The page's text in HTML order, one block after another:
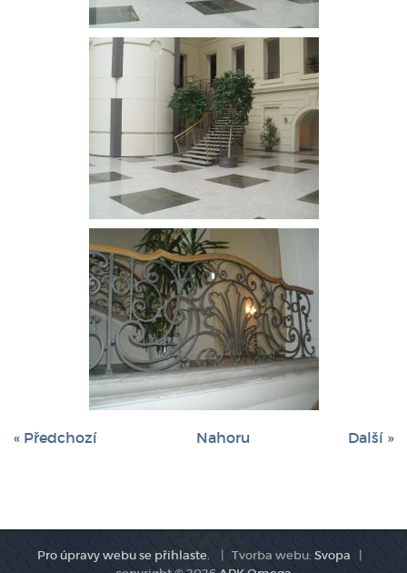
« Předchozí Nahoru Další »
Pro úpravy webu se přihlaste. | Tvorba webu: Svopa |